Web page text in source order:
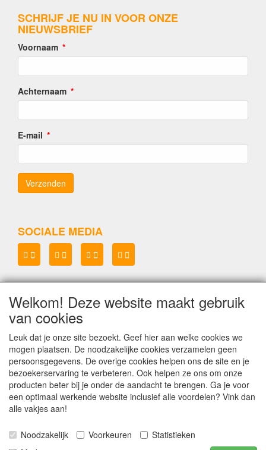
SCHRIJF JE NU IN VOOR ONZE
NIEUWSBRIEF
Voornaam
Achternaam
E-mail
SOCIALE MEDIA
Lenianel v.o.f.
© Copyright Lenianel v.o.f. Schagen
Welkom! Deze website maakt gebruik
van cookies
Leuk dat je onze site bezoekt. Geef hier aan welke cookies we
mogen plaatsen. De noodzakelijke cookies verzamelen geen
persoonsgegevens. De overige cookies helpen ons de site en je
bezoekerservaring te verbeteren. Ook helpen ze ons om onze
producten beter bij je onder de aandacht te brengen. Ga je voor
een optimaal werkende website inclusief alle voordelen? Vink dan
alle vakjes aan!
Noodzakelijk Voorkeuren
Statistieken